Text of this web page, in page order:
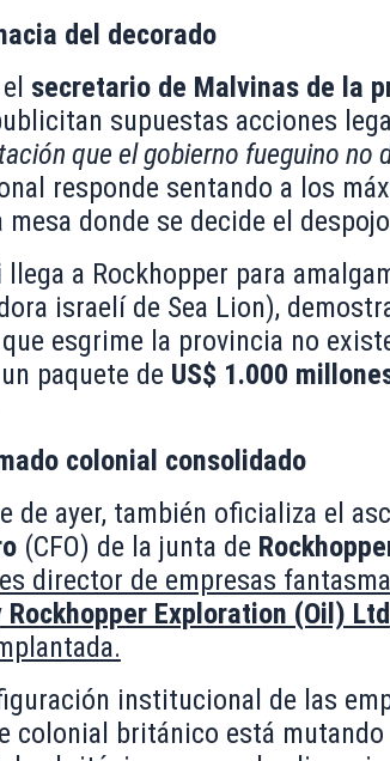
del decorado
secretario de Malvinas de la
supuestas acciones
que el gobierno fueguino no
responde sentando a los
mesa donde se decide el
llega a Rockhopper para
israelí de Sea Lion),
esgrime la provincia no
paquete de US$ 1.000
colonial consolidado
de ayer, también oficializa el
(CFO) de la junta de
es director de empresas
Rockhopper Exploration (Oil) Ltd
institucional de las
colonial británico está